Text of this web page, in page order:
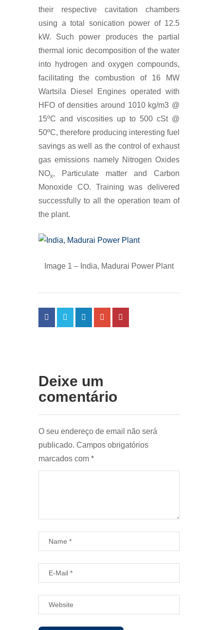
their respective cavitation chambers
using a total sonication power of 12.5
kW. Such power produces the partial
thermal ionic decomposition of the water
into hydrogen and oxygen compounds,
facilitating the combustion of 16 MW
Wartsila Diesel Engines operated with
HFO of densities around 1010 kg/m3 @
15ºC and viscosities up to 500 cSt @
50ºC, therefore producing interesting fuel
savings as well as the control of exhaust
gas emissions namely Nitrogen Oxides
NOx, Particulate matter and Carbon
Monoxide CO. Training was delivered
successfully to all the operation team of
the plant.
Image 1 – India, Madurai Power Plant
Deixe um
comentário
O seu endereço de email não será
publicado. Campos obrigatórios
marcados com *